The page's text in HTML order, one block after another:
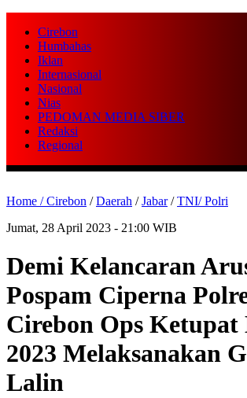
Cirebon
Humbahas
Iklan
Internasional
Nasional
Nias
PEDOMAN MEDIA SIBER
Redaksi
Regional
Home /Cirebon /Daerah /Jabar/TNI/ Polri
Jumat, 28 April 2023 - 21:00 WIB
Demi Kelancaran
Pospam Ciperna
Cirebon Ops Ketupat
2023 Melaksanakan
Lalin